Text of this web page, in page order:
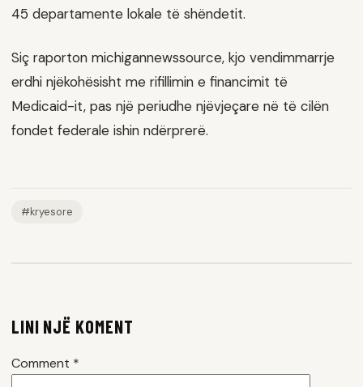
45 departamente lokale të shëndetit.
Siç raporton michigannewssource, kjo vendimmarrje
erdhi njëkohësisht me rifillimin e financimit të
Medicaid-it, pas një periudhe njëvjeçare në të cilën
fondet federale ishin ndërprerë.
#kryesore
LINI NJË KOMENT
Comment *